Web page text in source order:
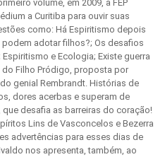
volume, em 2009, a FEP
a Curitiba para ouvir suas
como: Há Espiritismo depois
adotar filhos?; Os desafios
e Ecologia; Existe guerra
Filho Pródigo, proposta por
genial Rembrandt. Histórias de
dores acerbas e superam de
desafia as barreiras do coração!
Lins de Vasconcelos e Bezerra
advertências para esses dias de
nos apresenta, também, ao